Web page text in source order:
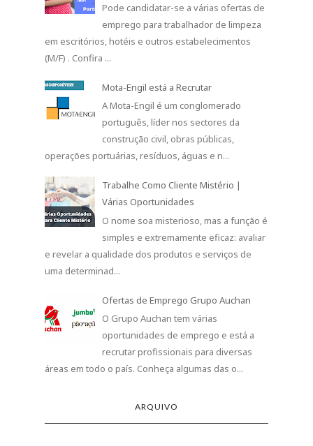
Pode candidatar-se a várias ofertas de
emprego para trabalhador de limpeza
em escritórios, hotéis e outros estabelecimentos
(M/F) . Confira ...
Mota-Engil está a Recrutar
A Mota-Engil é um conglomerado
português, líder nos sectores da
construção civil, obras públicas,
operações portuárias, resíduos, águas e n...
Trabalhe Como Cliente Mistério |
Várias Oportunidades
O nome soa misterioso, mas a função é
simples e extremamente eficaz: avaliar
e revelar a qualidade dos produtos e serviços de
uma determinad...
Ofertas de Emprego Grupo Auchan
O Grupo Auchan tem várias
oportunidades de emprego e está a
recrutar profissionais para diversas
áreas em todo o país. Conheça algumas das o...
ARQUIVO